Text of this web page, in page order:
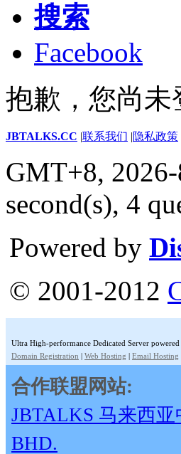
搜索
Facebook
抱歉，您尚
JBTALKS.CC |联系我们 |隐私政策
GMT+8,
second(s), 4
Powered by
© 2001-2012
Ultra High-performance Dedicated Server
Domain Registration | Web Hosting | Email Hosting
合作联盟网站:
JBTALKS 马来西亚
BHD.